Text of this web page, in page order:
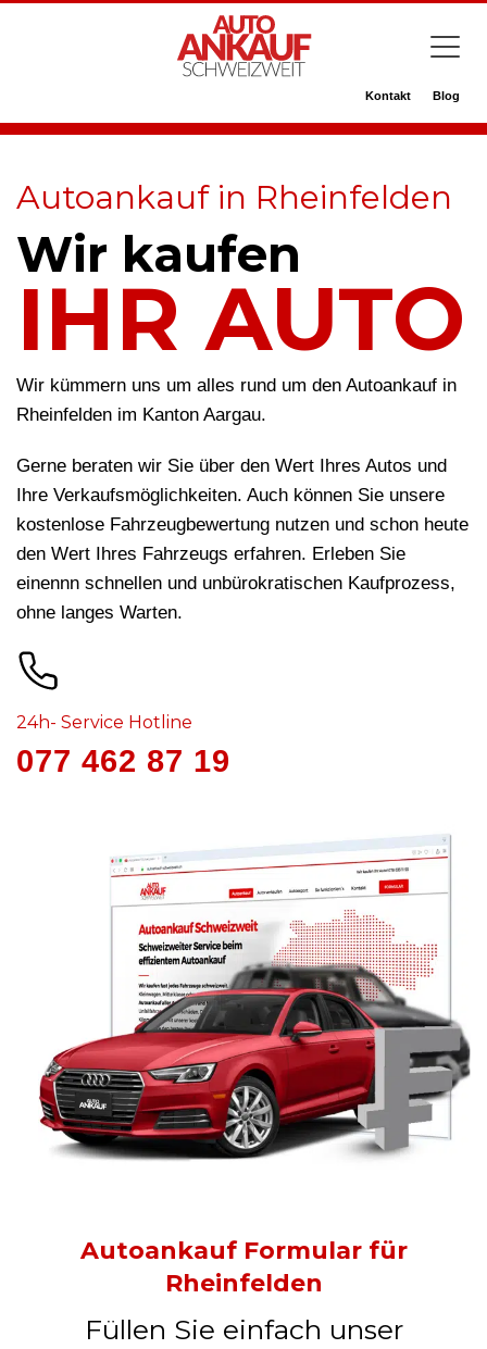
Kontakt Blog
Autoankauf in Rheinfelden
Wir kaufen
IHR AUTO
Wir kümmern uns um alles rund um den Autoankauf in
Rheinfelden im Kanton Aargau.
Gerne beraten wir Sie über den Wert Ihres Autos und
Ihre Verkaufsmöglichkeiten. Auch können Sie unsere
kostenlose Fahrzeugbewertung nutzen und schon heute
den Wert Ihres Fahrzeugs erfahren. Erleben Sie
einennn schnellen und unbürokratischen Kaufprozess,
ohne langes Warten.
24h- Service Hotline
077 462 87 19
Autoankauf Formular für
Rheinfelden
Füllen Sie einfach unser